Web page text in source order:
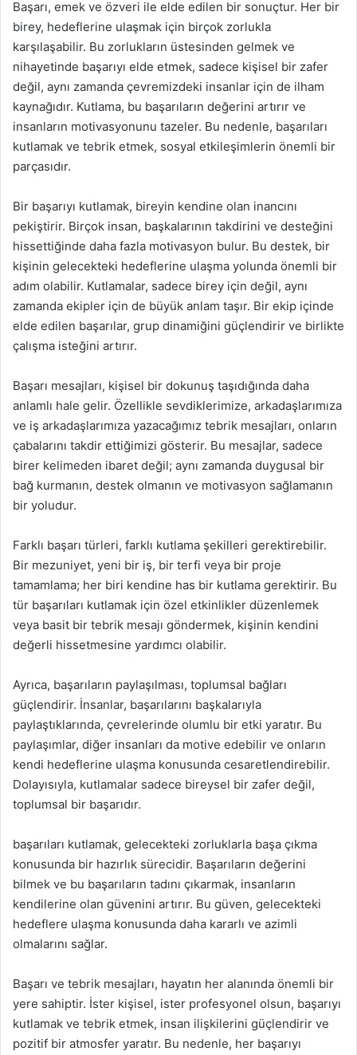
Başarı, emek ve özveri ile elde edilen bir sonuçtur. Her bir
birey, hedeflerine ulaşmak için birçok zorlukla
karşılaşabilir. Bu zorlukların üstesinden gelmek ve
nihayetinde başarıyı elde etmek, sadece kişisel bir zafer
değil, aynı zamanda çevremizdeki insanlar için de ilham
kaynağıdır. Kutlama, bu başarıların değerini artırır ve
insanların motivasyonunu tazeler. Bu nedenle, başarıları
kutlamak ve tebrik etmek, sosyal etkileşimlerin önemli bir
parçasıdır.
Bir başarıyı kutlamak, bireyin kendine olan inancını
pekiştirir. Birçok insan, başkalarının takdirini ve desteğini
hissettiğinde daha fazla motivasyon bulur. Bu destek, bir
kişinin gelecekteki hedeflerine ulaşma yolunda önemli bir
adım olabilir. Kutlamalar, sadece birey için değil, aynı
zamanda ekipler için de büyük anlam taşır. Bir ekip içinde
elde edilen başarılar, grup dinamiğini güçlendirir ve birlikte
çalışma isteğini artırır.
Başarı mesajları, kişisel bir dokunuş taşıdığında daha
anlamlı hale gelir. Özellikle sevdiklerimize, arkadaşlarımıza
ve iş arkadaşlarımıza yazacağımız tebrik mesajları, onların
çabalarını takdir ettiğimizi gösterir. Bu mesajlar, sadece
birer kelimeden ibaret değil; aynı zamanda duygusal bir
bağ kurmanın, destek olmanın ve motivasyon sağlamanın
bir yoludur.
Farklı başarı türleri, farklı kutlama şekilleri gerektirebilir.
Bir mezuniyet, yeni bir iş, bir terfi veya bir proje
tamamlama; her biri kendine has bir kutlama gerektirir. Bu
tür başarıları kutlamak için özel etkinlikler düzenlemek
veya basit bir tebrik mesajı göndermek, kişinin kendini
değerli hissetmesine yardımcı olabilir.
Ayrıca, başarıların paylaşılması, toplumsal bağları
güçlendirir. İnsanlar, başarılarını başkalarıyla
paylaştıklarında, çevrelerinde olumlu bir etki yaratır. Bu
paylaşımlar, diğer insanları da motive edebilir ve onların
kendi hedeflerine ulaşma konusunda cesaretlendirebilir.
Dolayısıyla, kutlamalar sadece bireysel bir zafer değil,
toplumsal bir başarıdır.
başarıları kutlamak, gelecekteki zorluklarla başa çıkma
konusunda bir hazırlık sürecidir. Başarıların değerini
bilmek ve bu başarıların tadını çıkarmak, insanların
kendilerine olan güvenini artırır. Bu güven, gelecekteki
hedeflere ulaşma konusunda daha kararlı ve azimli
olmalarını sağlar.
Başarı ve tebrik mesajları, hayatın her alanında önemli bir
yere sahiptir. İster kişisel, ister profesyonel olsun, başarıyı
kutlamak ve tebrik etmek, insan ilişkilerini güçlendirir ve
pozitif bir atmosfer yaratır. Bu nedenle, her başarıyı